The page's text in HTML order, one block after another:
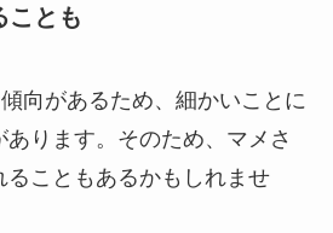
ことも
向があるため、細かいことに
ります。そのため、マメさ
ることもあるかもしれませ